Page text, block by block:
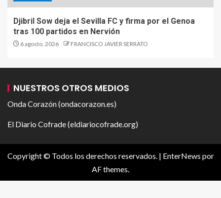
Djibril Sow deja el Sevilla FC y firma por el Genoa
tras 100 partidos en Nervión
6 agosto, 2026 FRANCISCO JAVIER SERRATO
NUESTROS OTROS MEDIOS
Onda Corazón (ondacorazon.es)
El Diario Cofrade (eldiariocofrade.org)
Copyright © Todos los derechos reservados. | EnterNews por
AF themes.